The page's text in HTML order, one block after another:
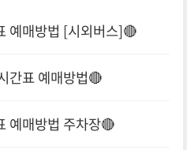
예매방법 [시외버스]🔴
간표 예매방법🔴
예매방법 주차장🔴